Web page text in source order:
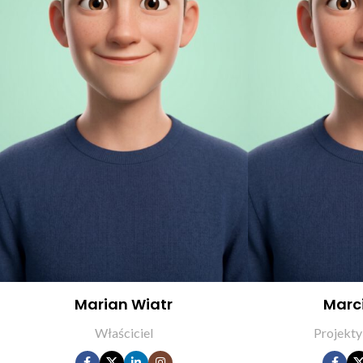
Marian Wiatr
Właściciel